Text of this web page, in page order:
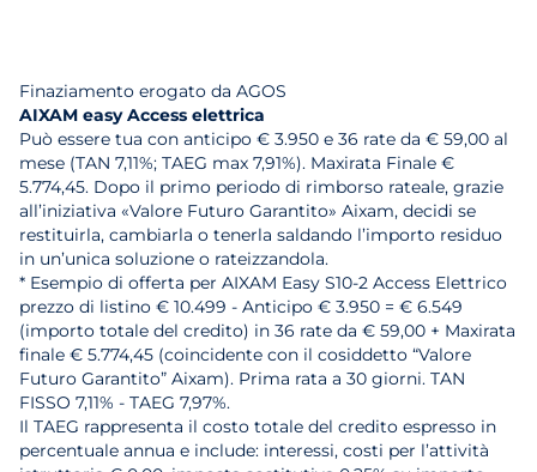
Finaziamento erogato da AGOS
AIXAM easy Access elettrica
Può essere tua con anticipo € 3.950 e 36 rate da € 59,00 al
mese (TAN 7,11%; TAEG max 7,91%). Maxirata Finale €
5.774,45. Dopo il primo periodo di rimborso rateale, grazie
all’iniziativa «Valore Futuro Garantito» Aixam, decidi se
restituirla, cambiarla o tenerla saldando l’importo residuo
in un’unica soluzione o rateizzandola.
* Esempio di offerta per AIXAM Easy S10-2 Access Elettrico
prezzo di listino € 10.499 - Anticipo € 3.950 = € 6.549
(importo totale del credito) in 36 rate da € 59,00 + Maxirata
finale € 5.774,45 (coincidente con il cosiddetto “Valore
Futuro Garantito” Aixam). Prima rata a 30 giorni. TAN
FISSO 7,11% - TAEG 7,97%.
Il TAEG rappresenta il costo totale del credito espresso in
percentuale annua e include: interessi, costi per l’attività